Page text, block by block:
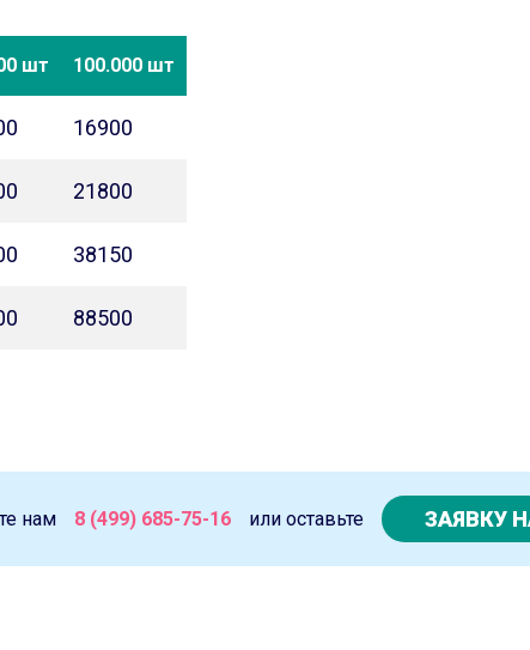
шт 100.000 шт
16900
21800
38150
88500
нам 8 (499) 685-75-16 или оставьте ЗАЯВКУ